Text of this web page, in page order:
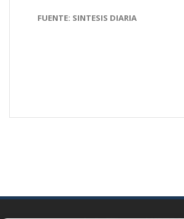
FUENTE: SINTESIS DIARIA